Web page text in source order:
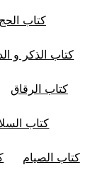
كتاب الحج
كتاب الذكر و
كتاب الرقاق
كتاب
كتاب الصيام